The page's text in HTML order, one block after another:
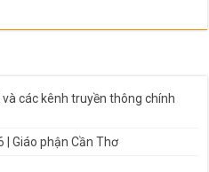
các kênh truyền thông chính
| Giáo phận Cần Thơ